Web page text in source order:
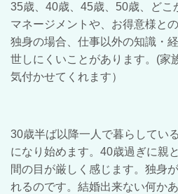
35歳、40歳、45歳、50歳、どこ
マネージメントや、お得意様と
独身の場合、仕事以外の知識・
世しにくいことがあります。(家
気付かせてくれます）
30歳半ば以降一人で暮らしてい
になり始めます。40歳過ぎに親
間の目が厳しく感じます。独身
れるのです。結婚出来ない何か